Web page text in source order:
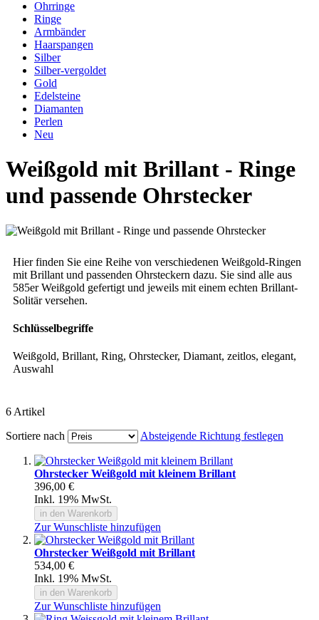
Ohrringe
Ringe
Armbänder
Haarspangen
Silber
Silber-vergoldet
Gold
Edelsteine
Diamanten
Perlen
Neu
Weißgold mit Brillant - Ringe
und passende Ohrstecker
Hier finden Sie eine Reihe von verschiedenen Weißgold-Ringen
mit Brillant und passenden Ohrsteckern dazu. Sie sind alle aus
585er Weißgold gefertigt und jeweils mit einem echten Brillant-
Solitär versehen.
Schlüsselbegriffe
Weißgold, Brillant, Ring, Ohrstecker, Diamant, zeitlos, elegant,
Auswahl
6Artikel
Sortiere nach
Absteigende Richtung festlegen
Ohrstecker Weißgold mit kleinem Brillant
396,00 €
Inkl. 19% MwSt.
in den Warenkorb
Zur Wunschliste hinzufügen
Ohrstecker Weißgold mit Brillant
534,00 €
Inkl. 19% MwSt.
in den Warenkorb
Zur Wunschliste hinzufügen